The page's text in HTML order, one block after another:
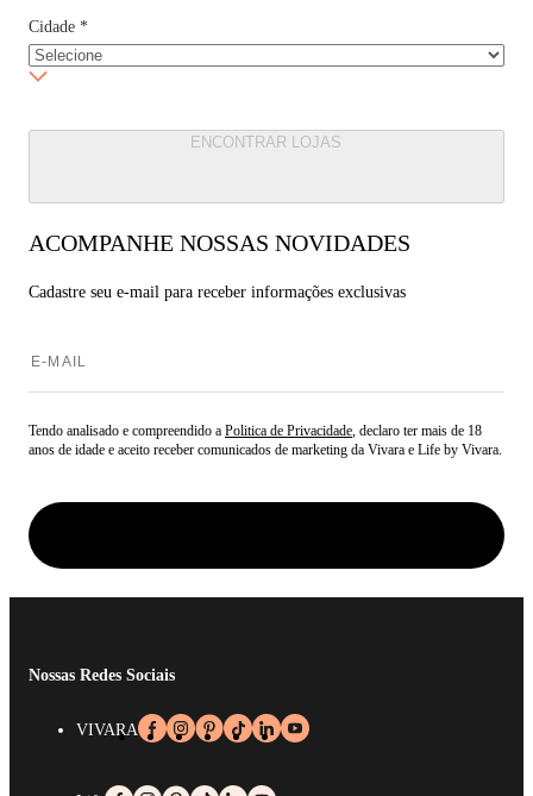
Cidade *
ENCONTRAR LOJAS
ACOMPANHE NOSSAS NOVIDADES
Cadastre seu e-mail para receber informações exclusivas
Tendo analisado e compreendido a Politica de Privacidade, declaro ter mais de 18
anos de idade e aceito receber comunicados de marketing da Vivara e Life by Vivara.
Nossas Redes Sociais
VIVARA